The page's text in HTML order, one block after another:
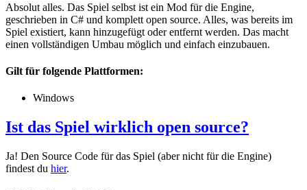
Absolut alles. Das Spiel selbst ist ein Mod für die Engine,
geschrieben in C# und komplett open source. Alles, was bereits im
Spiel existiert, kann hinzugefügt oder entfernt werden. Das macht
einen vollständigen Umbau möglich und einfach einzubauen.
Gilt für folgende Plattformen:
Windows
Ist das Spiel wirklich open source?
Ja! Den Source Code für das Spiel (aber nicht für die Engine)
findest du hier.